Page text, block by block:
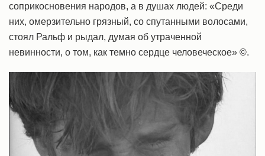
соприкосновения народов, а в душах людей: «Среди
них, омерзительно грязный, со спутанными волосами,
стоял Ральф и рыдал, думая об утраченной
невинности, о том, как темно сердце человеческое» ©.